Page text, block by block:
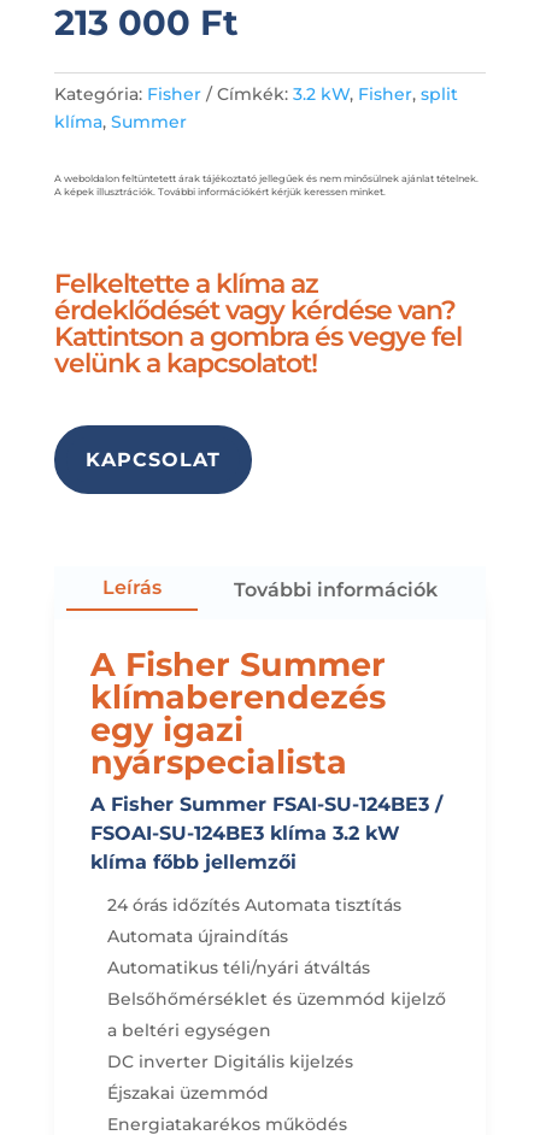
213 000 Ft
Kategória: Fisher Címkék: 3.2 kW, Fisher, split
klíma, Summer
A weboldalon feltüntetett árak tájékoztató jellegűek és nem minősülnek ajánlat tételnek.
A képek illusztrációk. További információkért kérjük keressen minket.
Felkeltette a klíma az
érdeklődését vagy kérdése van?
Kattintson a gombra és vegye fel
velünk a kapcsolatot!
KAPCSOLAT
Leírás További információk
A Fisher Summer
klímaberendezés
egy igazi
nyárspecialista
A Fisher Summer FSAI-SU-124BE3 /
FSOAI-SU-124BE3 klíma 3.2 kW
klíma főbb jellemzői
24 órás időzítés Automata tisztítás
Automata újraindítás
Automatikus téli/nyári átváltás
Belsőhőmérséklet és üzemmód kijelző
a beltéri egységen
DC inverter Digitális kijelzés
Éjszakai üzemmód
Energiatakarékos működés